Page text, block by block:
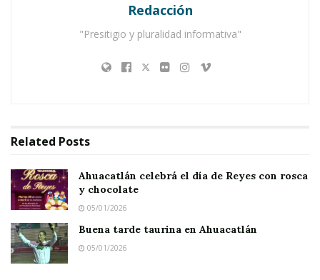
Notas Relacionadas
Ahuacatlán celebrá el día de Reyes con rosca y
Redacción
"Presitigio y pluralidad informativa"
Related Posts
Ahuacatlán celebrá el día de Reyes con rosca
y chocolate
05/01/2026
Buena tarde taurina en Ahuacatlán
05/01/2026